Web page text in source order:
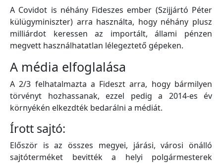
A Covidot is néhány Fideszes ember (Szijjártó Péter
külügyminiszter) arra használta, hogy néhány plusz
milliárdot keressen az importált, állami pénzen
megvett használhatatlan lélegeztető gépeken.
A média elfoglalása
A 2/3 felhatalmazta a Fideszt arra, hogy bármilyen
törvényt hozhassanak, ezzel pedig a 2014-es év
környékén elkezdték bedarálni a médiát.
Írott sajtó:
Először is az összes megyei, járási, városi önálló
sajtóterméket bevitték a helyi polgármesterek